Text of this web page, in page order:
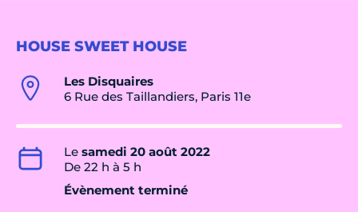
HOUSE SWEET HOUSE
Les Disquaires
6 Rue des Taillandiers, Paris 11e
Le samedi 20 août 2022
De 22 h à 5 h
Évènement terminé